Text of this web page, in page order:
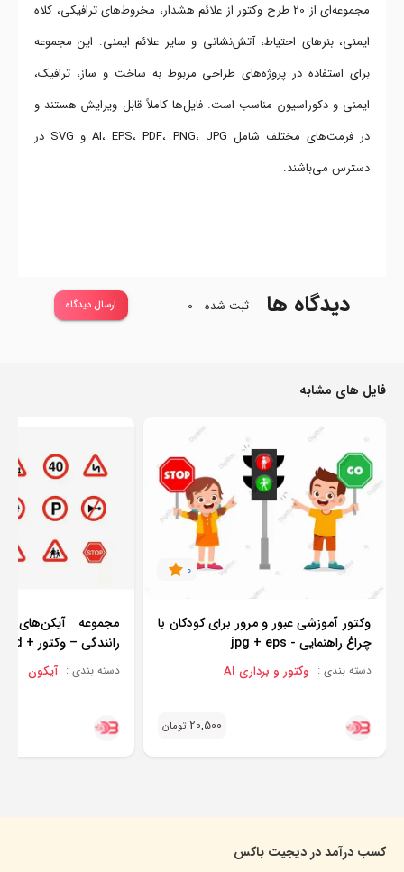
مجموعه‌ای از 20 طرح وکتور از علائم هشدار، مخروط‌های ترافیکی، کلاه
ایمنی، بنرهای احتیاط، آتش‌نشانی و سایر علائم ایمنی. این مجموعه
برای استفاده در پروژه‌های طراحی مربوط به ساخت و ساز، ترافیک،
ایمنی و دکوراسیون مناسب است. فایل‌ها کاملاً قابل ویرایش هستند و
در فرمت‌های مختلف شامل AI، EPS، PDF، PNG، JPG و SVG در
دسترس می‌باشند.
دیدگاه ها ثبت شده 0 ارسال دیدگاه
فایل های مشابه
0
وکتور آموزشی عبور و مرور برای کودکان با
چراغ راهنمایی - jpg + eps
دسته بندی : وکتور و برداری AI
20,500 تومان
مجموعه آیکن‌های
رانندگی – وکتور + png + psd
دسته بندی : آیکون
کسب درآمد در دیجیت باکس